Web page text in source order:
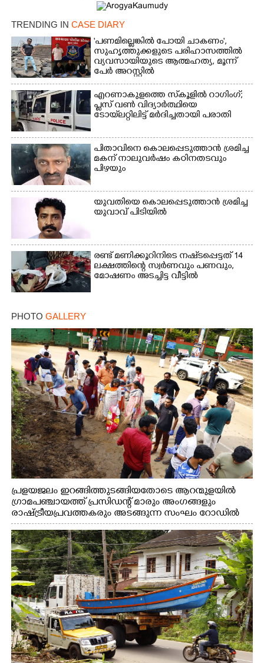
TRENDING IN CASE DIARY
'പണമില്ലെങ്കിൽ പോയി ചാകണം',
സുഹൃത്തുക്കളുടെ പരിഹാസത്തിൽ
വ്യവസായിയുടെ ആത്മഹത്യ, മൂന്ന്
പേർ അറസ്റ്റിൽ
എറണാകുളത്തെ സ്‌കൂളിൽ റാഗിംഗ്;
പ്ലസ് വൺ വിദ്യാർത്ഥിയെ
ടോയ്‌ലറ്റിലിട്ട് മർദിച്ചതായി പരാതി
പിതാവിനെ കൊലപ്പെടുത്താൻ ശ്രമിച്ച
മകന് നാലുവർഷം കഠിനതടവും
പിഴയും
യുവതിയെ കൊലപ്പെടുത്താൻ ശ്രമിച്ച
യുവാവ് പിടിയിൽ
രണ്ട് മണിക്കൂറിനിടെ നഷ്‌ടപ്പെട്ടത് 14
ലക്ഷത്തിന്റെ സ്വർണവും പണവും,
മോഷണം അടച്ചിട്ട വീട്ടിൽ
PHOTO GALLERY
പ്രളയജലം ഇറങ്ങിത്തുടങ്ങിയതോടെ ആറന്മുളയിൽ
ഗ്രാമപഞ്ചായത്ത് പ്രസിഡന്റ് മാരും അംഗങ്ങളും
രാഷ്ട്രീയപ്രവത്തകരും അടങ്ങുന്ന സംഘം റോഡിൽ
അടിഞ്ഞ് കൂടിയ ചെളിയും മണ്ണും മറ്റ് മാലിന്യങ്ങളും
നീക്കം ചെയ്യുന്നു.